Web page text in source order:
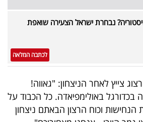
נבחרת ישראל הצעירה שואפת
לכתבה המלאה
צייץ לאחר הניצחון: "גאווה!
באולימפיאדה. כל הכבוד על
וכוח הרצון הבאתם ניצחון